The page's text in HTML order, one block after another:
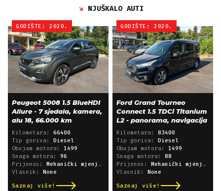
NJUŠKALO AUTI
GODIŠTE: 2020.
Peugeot 5008 1.5 BlueHDI
Allure - 7 sjedala, kamera,
alu 18, 66.000 km
Kilometara: 66400
Tip goriva: Diesel
Obujam motora: 1499
Snaga motora: 96
Prijenos: Mehanički mjenjač
Vlasnik: None
Saznaj više!
GODIŠTE: 2020.
Ford Grand Tourneo
Connect 1.5 TDCi Titanium
L2 - panorama, navigacija
Kilometara: 83400
Tip goriva: Diesel
Obujam motora: 1499
Snaga motora: 88
Prijenos: Mehanički mjenjač
Vlasnik: None
Saznaj više!